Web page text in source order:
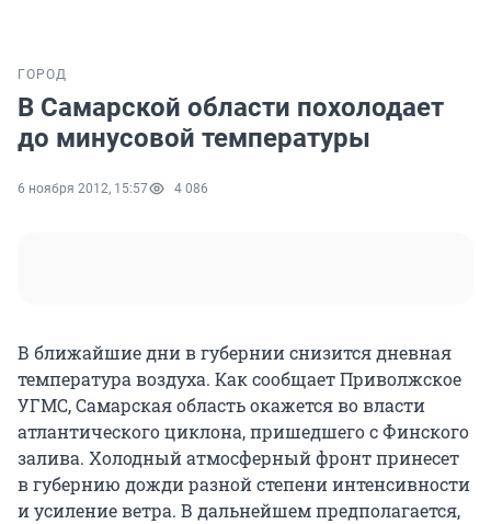
ГОРОД
В Самарской области похолодает
до минусовой температуры
6 ноября 2012, 15:57 4 086
В ближайшие дни в губернии снизится дневная
температура воздуха. Как сообщает Приволжское
УГМС, Самарская область окажется во власти
атлантического циклона, пришедшего с Финского
залива. Холодный атмосферный фронт принесет
в губернию дожди разной степени интенсивности
и усиление ветра. В дальнейшем предполагается,